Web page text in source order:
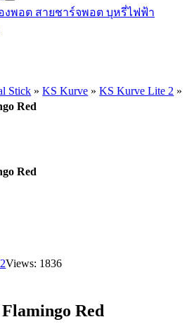
งพอต สายชาร์จพอต บุหรี่ไฟฟ้า
Stick »KS Kurve »KS Kurve Lite 2 »
Red
Red
Views: 1836
Red